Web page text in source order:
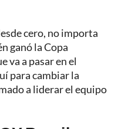
cero, no importa
ganó la Copa
va a pasar en el
para cambiar la
a liderar el equipo